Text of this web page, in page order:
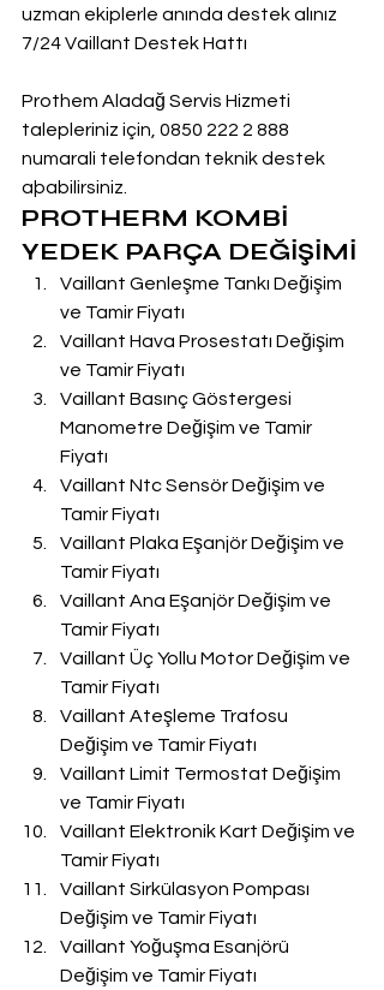
uzman ekiplerle anında destek alınız
7/24 Vaillant Destek Hattı
Prothem Aladağ Servis Hizmeti
talepleriniz için, 0850 222 2 888
numarali telefondan teknik destek
aþabilirsiniz.
PROTHERM KOMBİ
YEDEK PARÇA DEĞİŞİMİ
Vaillant Genleşme Tankı Değişim
ve Tamir Fiyatı
Vaillant Hava Prosestatı Değişim
ve Tamir Fiyatı
Vaillant Basınç Göstergesi
Manometre Değişim ve Tamir
Fiyatı
Vaillant Ntc Sensör Değişim ve
Tamir Fiyatı
Vaillant Plaka Eşanjör Değişim ve
Tamir Fiyatı
Vaillant Ana Eşanjör Değişim ve
Tamir Fiyatı
Vaillant Üç Yollu Motor Değişim ve
Tamir Fiyatı
Vaillant Ateşleme Trafosu
Değişim ve Tamir Fiyatı
Vaillant Limit Termostat Değişim
ve Tamir Fiyatı
Vaillant Elektronik Kart Değişim ve
Tamir Fiyatı
Vaillant Sirkülasyon Pompası
Değişim ve Tamir Fiyatı
Vaillant Yoğuşma Esanjörü
Değişim ve Tamir Fiyatı